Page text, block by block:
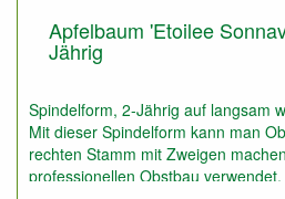
Apfelbaum 'Etoilee
Jährig
Spindelform, 2-Jährig auf langsam
Mit dieser Spindelform kann man
rechten Stamm mit Zweigen
professionellen Obstbau verwendet.